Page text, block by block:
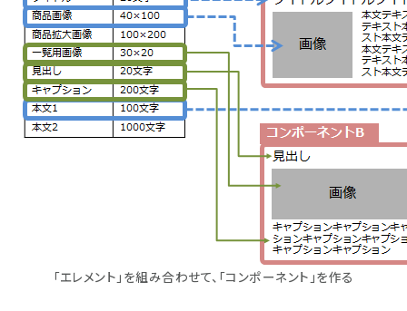
「エレメント」を組み合わせて、「コンポーネント」を作る